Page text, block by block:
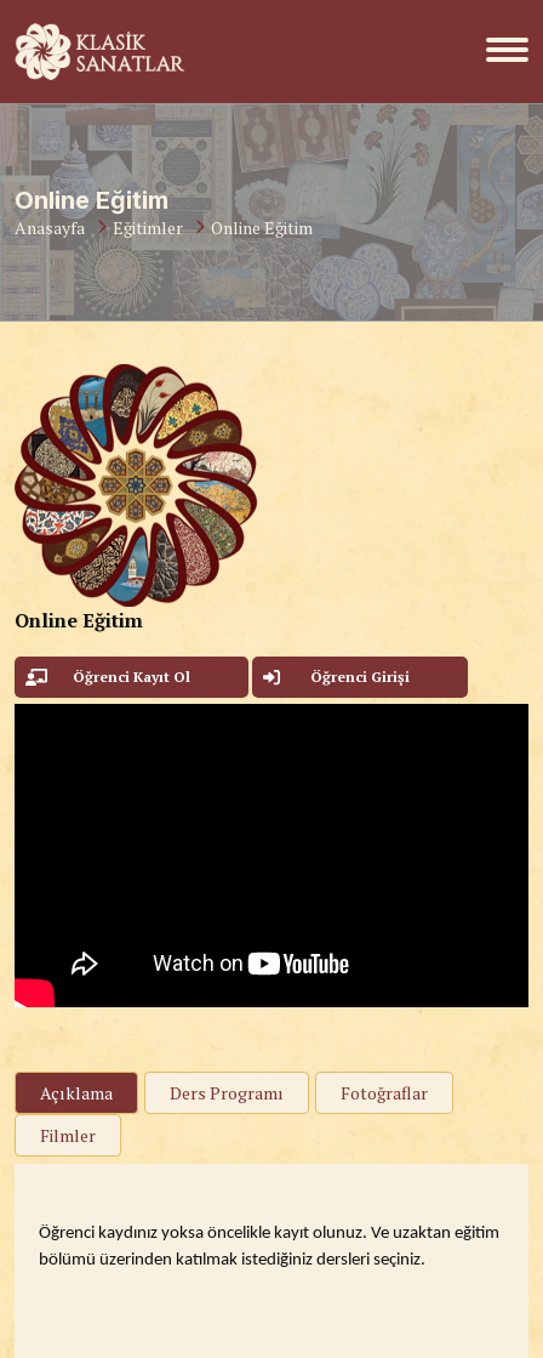
Online Eğitim
Anasayfa Eğitimler Online Eğitim
Online Eğitim
Öğrenci Kayıt Ol Öğrenci Girişi
Açıklama Ders Programı
Fotoğraflar
Filmler
Öğrenci kaydınız yoksa öncelikle kayıt olunuz. Ve uzaktan eğitim
bölümü üzerinden katılmak istediğiniz dersleri seçiniz.